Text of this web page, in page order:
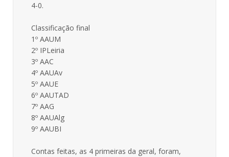
4-0.
Classificação final
1º AAUM
2º IPLeiria
3º AAC
4º AAUAv
5º AAUE
6º AAUTAD
7º AAG
8º AAUAlg
9º AAUBI
Contas feitas, as 4 primeiras da geral, foram,